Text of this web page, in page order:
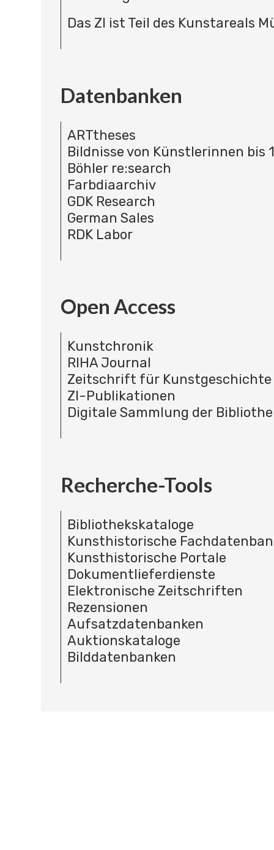
Das ZI ist Teil des Kunstareals
Datenbanken
ARTtheses
Bildnisse von Künstlerinnen bis
Böhler re:search
Farbdiaarchiv
GDK Research
German Sales
RDK Labor
Open Access
Kunstchronik
RIHA Journal
Zeitschrift für Kunstgeschichte
ZI-Publikationen
Digitale Sammlung der
Recherche-Tools
Bibliothekskataloge
Kunsthistorische
Kunsthistorische Portale
Dokumentlieferdienste
Elektronische Zeitschriften
Rezensionen
Aufsatzdatenbanken
Auktionskataloge
Bilddatenbanken